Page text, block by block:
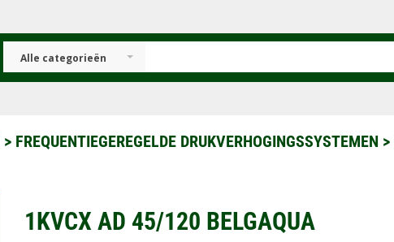
Alle categorieën
> FREQUENTIEGEREGELDE DRUKVERHOGINGSSYSTEMEN >
1KVCX AD 45/120 BELGAQUA